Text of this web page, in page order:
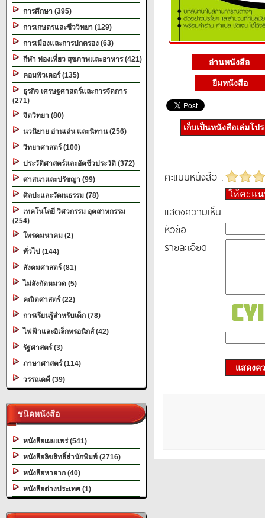
การศึกษา (395)
การเกษตรและชีววิทยา (129)
การเมืองและการปกครอง (63)
กีฬา ท่องเที่ยว สุขภาพและอาหาร (421)
คอมพิวเตอร์ (135)
ธุรกิจ เศรษฐศาสตร์และการจัดการ
(271)
จิตวิทยา (80)
นวนิยาย อ่านเล่น และนิทาน (256)
วิทยาศาสตร์ (100)
ประวัติศาสตร์และอัตชีวประวัติ (372)
ศาสนาและปรัชญา (99)
ศิลปะและวัฒนธรรม (78)
เทคโนโลยี วิศวกรรม อุตสาหกรรม
(254)
โทรคมนาคม (2)
ทั่วไป (144)
สังคมศาสตร์ (81)
ไม่สังกัดหมวด (5)
คณิตศาสตร์ (22)
การเรียนรู้สำหรับเด็ก (78)
ไฟฟ้าและอิเล็กทรอนิกส์ (42)
รัฐศาสตร์ (3)
ภาษาศาสตร์ (114)
วรรณคดี (39)
ชนิดหนังสือ
หนังสือเผยแพร่ (541)
หนังสือลิขสิทธิ์สำนักพิมพ์ (2716)
หนังสือหายาก (40)
หนังสือต่างประเทศ (1)
อ่านหนังสือ
ยืมหนังสือ
เก็บเป็นหนังสือเล่มโป
คะแนนหนังสือ :
ให้คะแ
แสดงความเห็น
หัวข้อ
รายละเอียด
แสดงค